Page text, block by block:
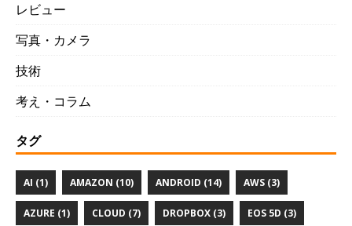
レビュー
写真・カメラ
技術
考え・コラム
タグ
AI (1) AMAZON (10) ANDROID (14) AWS (3)
AZURE (1) CLOUD (7) DROPBOX (3) EOS 5D (3)